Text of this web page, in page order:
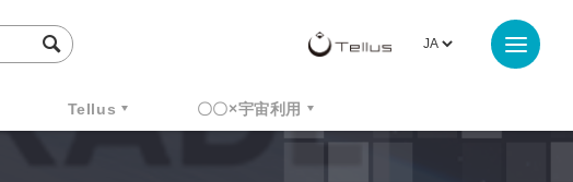
Tellus 〇〇×宇宙利用